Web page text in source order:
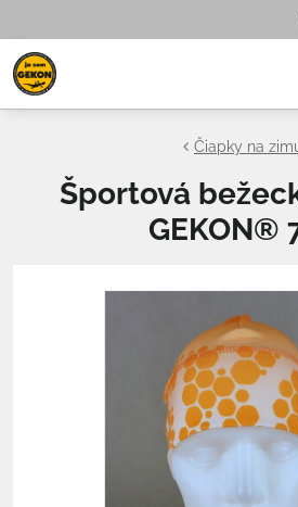
Čiapky na
Športová
GEKON®